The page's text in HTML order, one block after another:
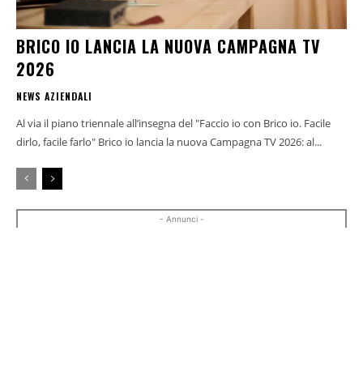
BRICO IO LANCIA LA NUOVA CAMPAGNA TV
2026
NEWS AZIENDALI
Al via il piano triennale all’insegna del "Faccio io con Brico io. Facile
dirlo, facile farlo" Brico io lancia la nuova Campagna TV 2026: al...
- Annunci -